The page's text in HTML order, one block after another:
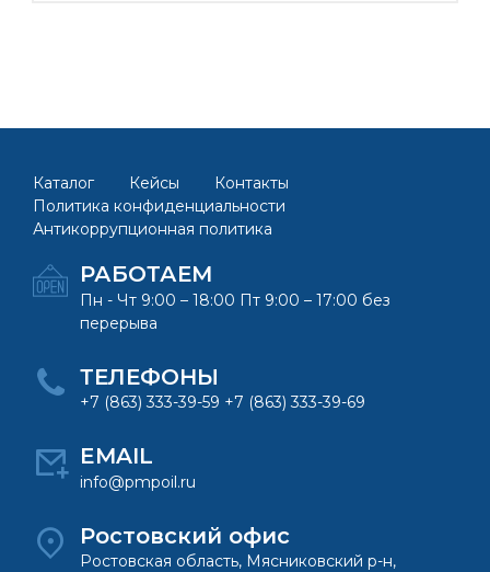
Каталог Кейсы
Контакты
Политика конфиденциальности
Антикоррупционная политика
РАБОТАЕМ
Пн - Чт 9:00 – 18:00 Пт 9:00 – 17:00 без
перерыва
ТЕЛЕФОНЫ
+7 (863) 333-39-59 +7 (863) 333-39-69
EMAIL
info@pmpoil.ru
Ростовский офис
Ростовская область, Мясниковский р-н,